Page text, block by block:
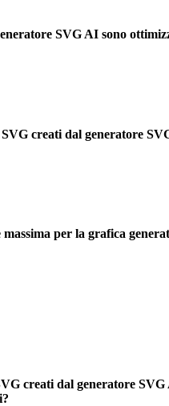
SVG AI sono
creati dal generatore
per la grafica
creati dal generatore